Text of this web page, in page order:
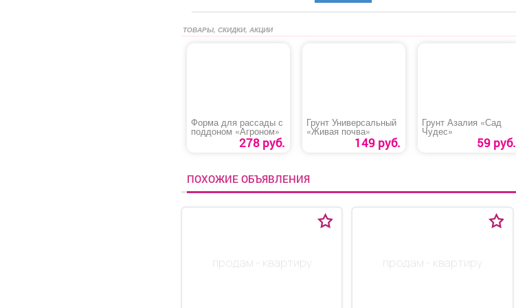
ТОВАРЫ, СКИДКИ, АКЦИИ
Форма для рассады с
поддоном «Агроном»
278 руб.
Грунт Универсальный
«Живая почва»
149 руб.
Грунт Азалия «Сад
Чудес»
59 руб.
ПОХОЖИЕ ОБЪЯВЛЕНИЯ
продам - квартиру продам - квартиру